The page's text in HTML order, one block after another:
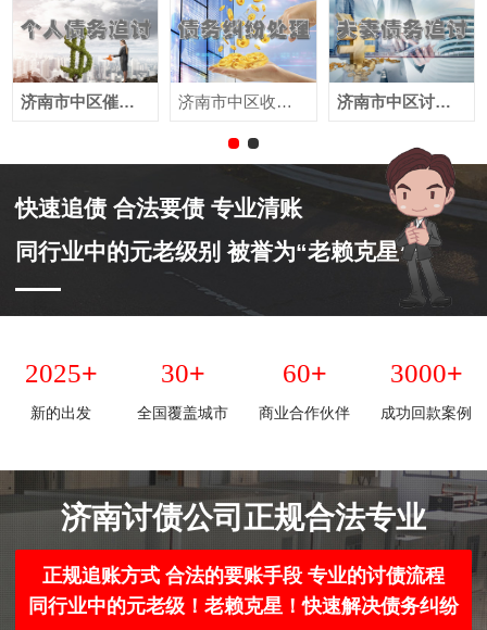
济南市中区催收公司 济南市中区收账公司 济南市中区讨账公司
快速追债 合法要债 专业清账
同行业中的元老级别 被誉为“老赖克星”
2025+
新的出发
30+
全国覆盖城市
60+
商业合作伙伴
3000+
成功回款案例
济南讨债公司正规合法专业
正规追账方式 合法的要账手段 专业的讨债流程
同行业中的元老级！老赖克星！快速解决债务纠纷